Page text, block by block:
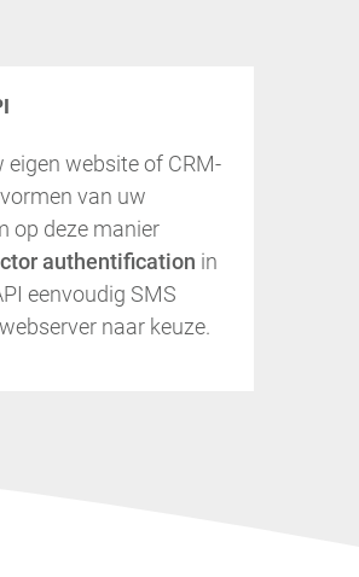
website of CRM-
van uw
op deze manier
authentification in
eenvoudig SMS
naar keuze.